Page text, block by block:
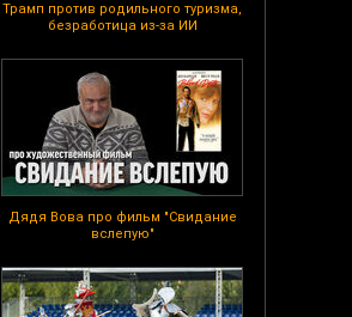
Трамп против родильного туризма,
безработица из-за ИИ
Дядя Вова про фильм "Свидание
вслепую"